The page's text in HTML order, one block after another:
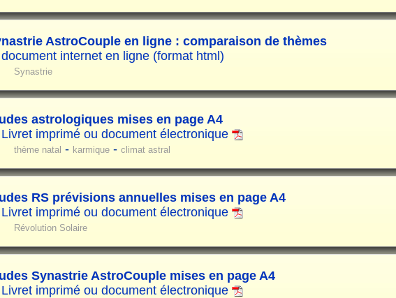
AstroCouple en ligne : comparaison de thèmes
internet en ligne (format html)
Synastrie
astrologiques mises en page A4
imprimé ou document électronique
thème natal - karmique- climat astral
RS prévisions annuelles mises en page A4
imprimé ou document électronique
Révolution Solaire
Synastrie AstroCouple mises en page A4
imprimé ou document électronique